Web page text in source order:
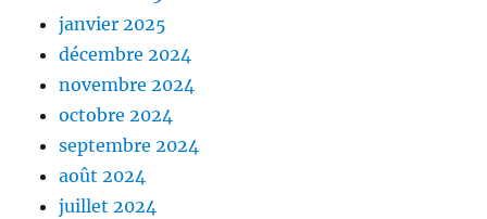
janvier 2025
décembre 2024
novembre 2024
octobre 2024
septembre 2024
août 2024
juillet 2024